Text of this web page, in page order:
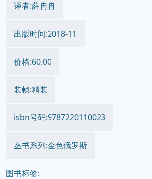
译者:薛冉冉
出版时间:2018-11
价格:60.00
装帧:精装
isbn号码:9787220110023
丛书系列:金色俄罗斯
图书标签: